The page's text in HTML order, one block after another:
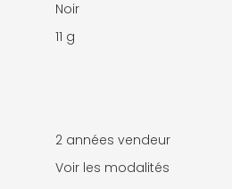
Noir
11 g
2 années vendeur
Voir les modalités